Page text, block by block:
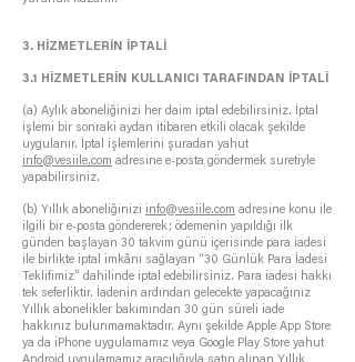
3. HİZMETLERİN İPTALİ
3.1 HİZMETLERİN KULLANICI TARAFINDAN İPTALİ
(a) Aylık aboneliğinizi her daim iptal edebilirsiniz. İptal
işlemi bir sonraki aydan itibaren etkili olacak şekilde
uygulanır. İptal işlemlerini şuradan yahut
info@vesiile.com adresine e-posta göndermek suretiyle
yapabilirsiniz.
(b) Yıllık aboneliğinizi info@vesiile.com adresine konu ile
ilgili bir e-posta göndererek; ödemenin yapıldığı ilk
günden başlayan 30 takvim günü içerisinde para iadesi
ile birlikte iptal imkânı sağlayan “30 Günlük Para İadesi
Teklifimiz” dahilinde iptal edebilirsiniz. Para iadesi hakkı
tek seferliktir. İadenin ardından gelecekte yapacağınız
Yıllık abonelikler bakımından 30 gün süreli iade
hakkınız bulunmamaktadır. Aynı şekilde Apple App Store
ya da iPhone uygulamamız veya Google Play Store yahut